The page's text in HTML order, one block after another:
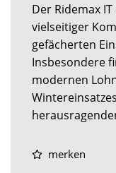
Der Ridemax
vielseitiger
gefächerten
Insbesondere
modernen
merken